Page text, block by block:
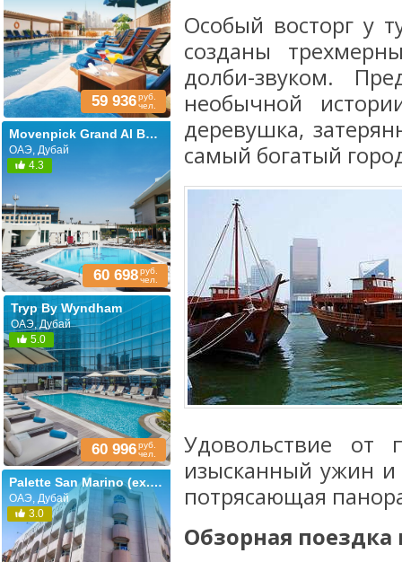
59 936руб.
чел.
Movenpick Grand Al Bustan Dubai (ех. Roda Al Bustan Dubai Airport; Al Bustan Rotana)
ОАЭ, Дубай
4.3
60 698руб.
чел.
Tryp By Wyndham
ОАЭ, Дубай
5.0
60 996руб.
чел.
Palette San Marino (ex. San Marino; San Marco)
ОАЭ, Дубай
3.0
Особый восторг у
созданы
долби-звуком.
необычной
деревушка,
самый богатый
Удовольствие от
изысканный ужин
потрясающая
Обзорная